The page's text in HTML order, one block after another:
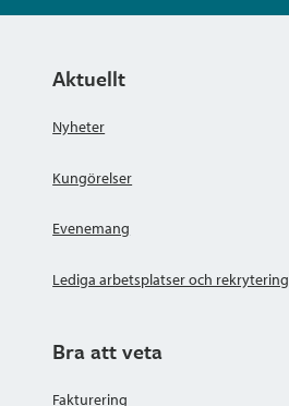
Aktuellt
Nyheter
Kungörelser
Evenemang
Lediga arbetsplatser och rekrytering
Bra att veta
Fakturering